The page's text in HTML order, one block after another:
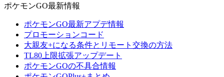
ポケモンGO最新情報
ポケモンGO最新アプデ情報
プロモーションコード
大親友+になる条件とリモート交換の方法
TL80上限拡張アップデート
ポケモンGOの不具合情報